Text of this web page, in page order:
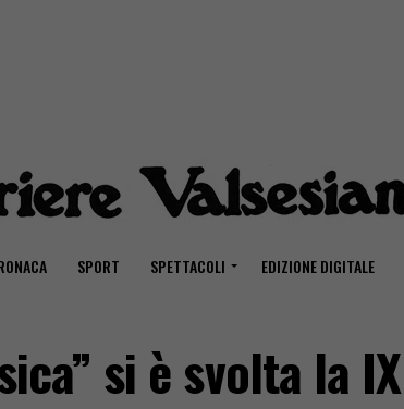
SPORT SPETTACOLI EDIZIONE DIGITALE
si è svolta la IX